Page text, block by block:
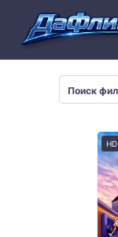
HD